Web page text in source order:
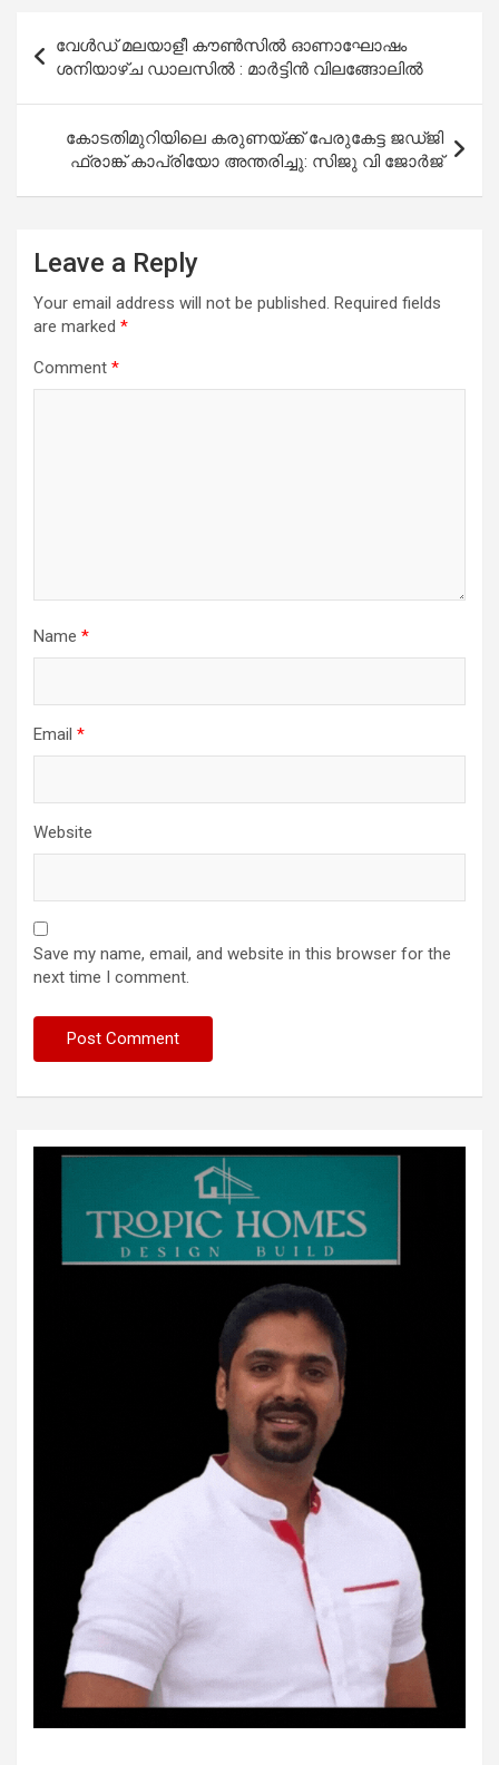
navigation
വേൾഡ്‌ മലയാളീ കൗൺസിൽ ഓണാഘോഷം
ശനിയാഴ്ച ഡാലസിൽ : മാർട്ടിൻ വിലങ്ങോലിൽ
കോടതിമുറിയിലെ കരുണയ്ക്ക് പേരുകേട്ട ജഡ്ജി
ഫ്രാങ്ക് കാപ്രിയോ അന്തരിച്ചു: സിജു വി ജോർജ്
Leave a Reply
Your email address will not be published. Required fields
are marked *
Comment *
Name *
Email *
Website
Save my name, email, and website in this browser for the
next time I comment.